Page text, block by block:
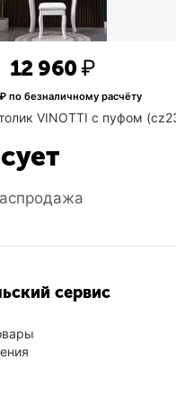
Туалетный столик
12 960₽ по
сервис